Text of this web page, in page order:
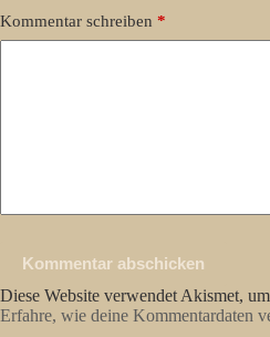
Kommentar schreiben *
Kommentar abschicken
Diese Website verwendet Akismet,
Erfahre, wie deine Kommentardaten